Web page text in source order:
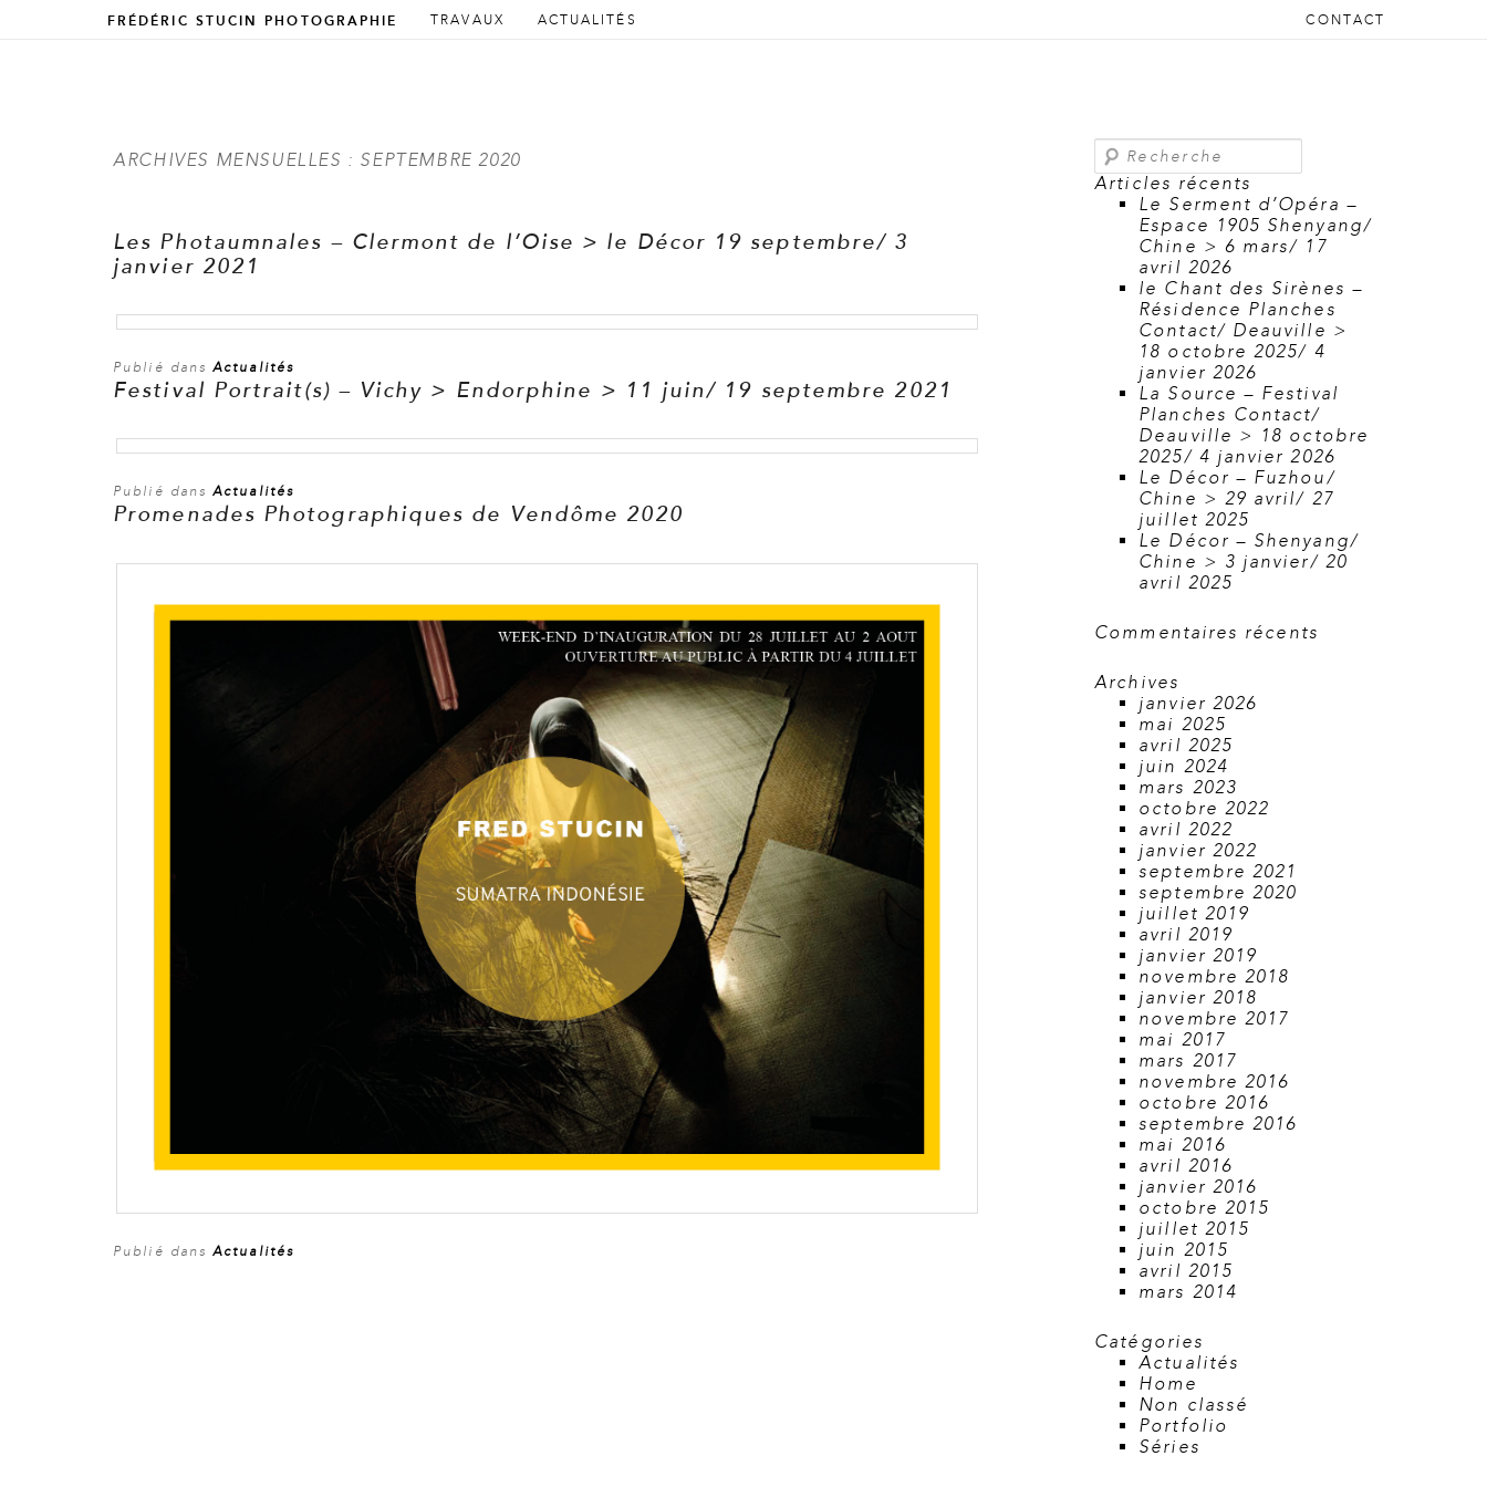
FRÉDÉRIC STUCIN PHOTOGRAPHIE Menu principal
ALLER AU CONTENU PRINCIPAL
ALLER AU CONTENU SECONDAIRE
TRAVAUX ACTUALITÉS CONTACT
ARCHIVES MENSUELLES : SEPTEMBRE 2020
Les Photaumnales – Clermont de l’Oise > le Décor 19 septembre/ 3
janvier 2021
Publié dans Actualités
Festival Portrait(s) – Vichy > Endorphine > 11 juin/ 19 septembre 2021
Publié dans Actualités
Promenades Photographiques de Vendôme 2020
Publié dans Actualités
Recherche
Articles récents
Le Serment d’Opéra –
Espace 1905 Shenyang/
Chine > 6 mars/ 17
avril 2026
le Chant des Sirènes –
Résidence Planches
Contact/ Deauville >
18 octobre 2025/ 4
janvier 2026
La Source – Festival
Planches Contact/
Deauville > 18 octobre
2025/ 4 janvier 2026
Le Décor – Fuzhou/
Chine > 29 avril/ 27
juillet 2025
Le Décor – Shenyang/
Chine > 3 janvier/ 20
avril 2025
Commentaires récents
Archives
janvier 2026
mai 2025
avril 2025
juin 2024
mars 2023
octobre 2022
avril 2022
janvier 2022
septembre 2021
septembre 2020
juillet 2019
avril 2019
janvier 2019
novembre 2018
janvier 2018
novembre 2017
mai 2017
mars 2017
novembre 2016
octobre 2016
septembre 2016
mai 2016
avril 2016
janvier 2016
octobre 2015
juillet 2015
juin 2015
avril 2015
mars 2014
Catégories
Actualités
Home
Non classé
Portfolio
Séries